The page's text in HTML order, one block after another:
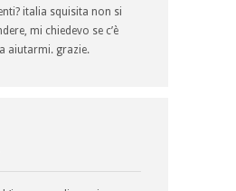
italia squisita non si
mi chiedevo se c’è
aiutarmi. grazie.